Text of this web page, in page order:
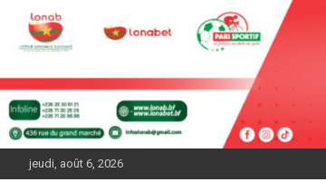
contenu
jeudi, août 6, 2026